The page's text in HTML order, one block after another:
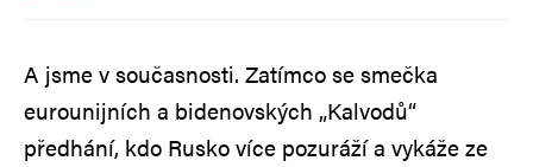
A jsme v současnosti. Zatímco se smečka
eurounijních a bidenovských „Kalvodů“
předhání, kdo Rusko více pozuráží a vykáže ze